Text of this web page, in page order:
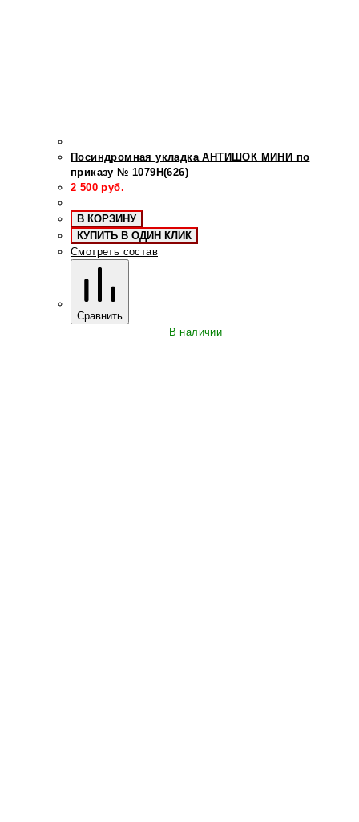
Посиндромная укладка АНТИШОК МИНИ по
приказу № 1079Н(626)
2 500 руб.
В КОРЗИНУ
КУПИТЬ В ОДИН КЛИК
Смотреть состав
Сравнить
В наличии